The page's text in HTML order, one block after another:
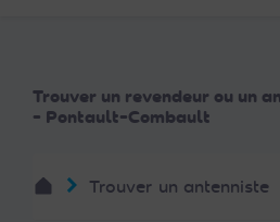
Trouver un revendeur ou un
- Pontault-Combault
Trouver un antenniste